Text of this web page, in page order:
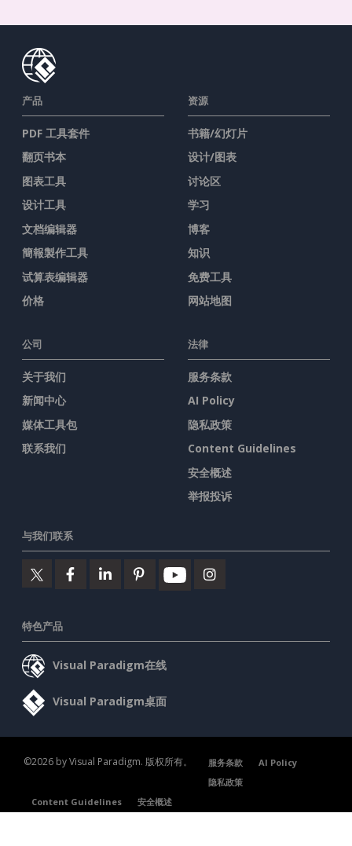
产品
PDF 工具套件
翻页书本
图表工具
设计工具
文档编辑器
簡報製作工具
试算表编辑器
价格
资源
书籍/幻灯片
设计/图表
讨论区
学习
博客
知识
免费工具
网站地图
公司
关于我们
新闻中心
媒体工具包
联系我们
法律
服务条款
AI Policy
隐私政策
Content Guidelines
安全概述
举报投诉
与我们联系
特色产品
Visual Paradigm在线
Visual Paradigm桌面
©2026 by Visual Paradigm. 版权所有。 服务条款
AI Policy
隐私政策
Content Guidelines
安全概述